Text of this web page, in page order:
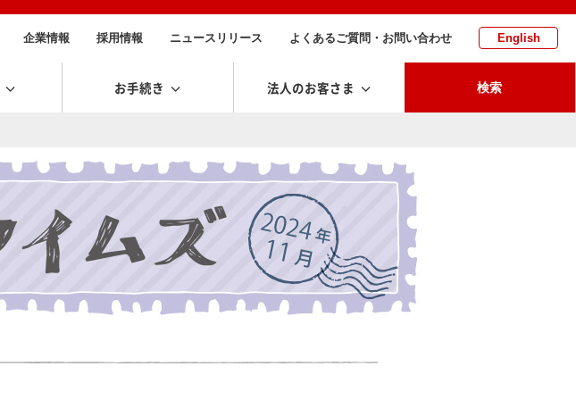
企業情報 採用情報 ニュースリリース よくあるご質問・お問い合わせ English
お手続き 法人のお客さま 検索